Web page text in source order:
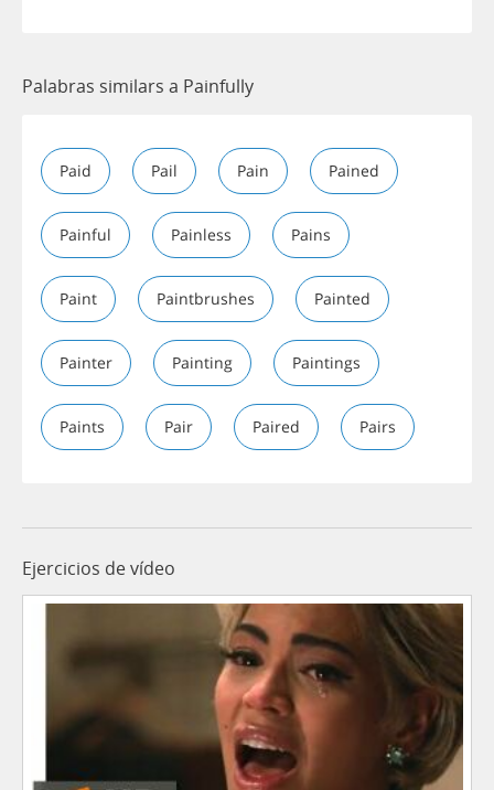
Palabras similars a Painfully
Paid Pail Pain Pained
Painful Painless Pains
Paint Paintbrushes Painted
Painter Painting Paintings
Paints Pair Paired Pairs
Ejercicios de vídeo